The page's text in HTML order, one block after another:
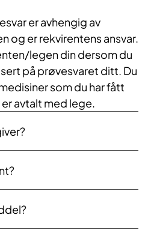
er avhengig av
og er rekvirentens ansvar.
legen din dersom du
på prøvesvaret ditt. Du
som du har fått
avtalt med lege.